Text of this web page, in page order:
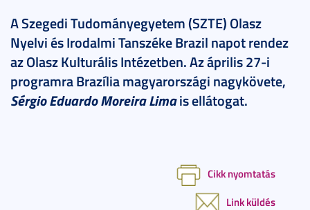
A Szegedi Tudományegyetem (SZTE) Olasz
Nyelvi és Irodalmi Tanszéke Brazil napot rendez
az Olasz Kulturális Intézetben. Az április 27-i
programra Brazília magyarországi nagykövete,
Sérgio Eduardo Moreira Limais ellátogat.
Cikk nyomtatás
Link küldés